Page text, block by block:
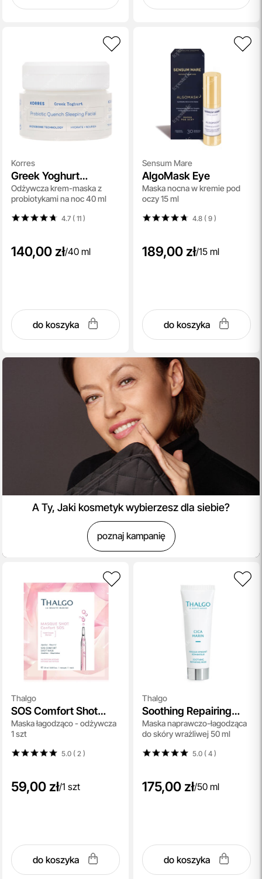
Korres
Greek Yoghurt
Probiotic Quench
Sleeping Facial
Odżywcza krem-maska z
probiotykami na noc 40 ml
4.7 ( 11)
140,00 zł/40 ml
do koszyka
Sensum Mare
AlgoMask Eye
Maska nocna w kremie pod
oczy 15 ml
4.8 ( 9)
189,00 zł/15 ml
do koszyka
A Ty, Jaki kosmetyk wybierzesz dla siebie?
poznaj kampanię
Thalgo
SOS Comfort Shot
Mask
Maska łagodząco - odżywcza
1 szt
5.0 ( 2 )
59,00 zł/1 szt
do koszyka
Thalgo
Soothing Repairing
Mask
Maska naprawczo-łagodząca
do skóry wrażliwej 50 ml
5.0 ( 4)
175,00 zł/50 ml
do koszyka